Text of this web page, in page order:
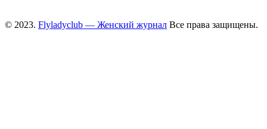
© 2023. Flyladyclub — Женский журнал Все права защищены.